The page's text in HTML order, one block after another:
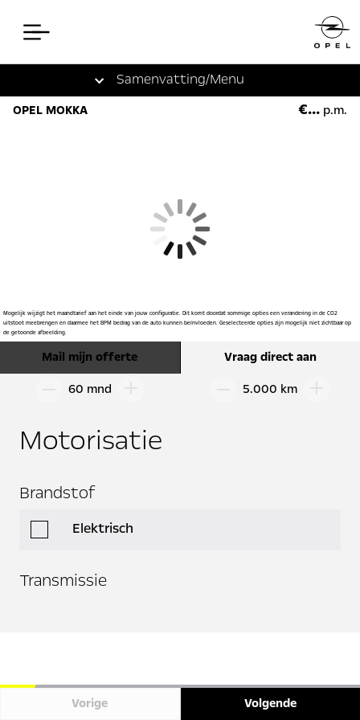
OPEL MOKKA €... p.m.
Mogelijk wijzigt het maandtarief aan het einde van jouw configuratie. Dit komt doordat sommige opties een verandering in de CO2
uitstoot meebrengen en daarmee het BPM bedrag van de auto kunnen beïnvloeden. Geselecteerde opties zijn mogelijk niet zichtbaar op
de getoonde afbeelding.
Motorisatie
Brandstof
Elektrisch
Transmissie
60 mnd 5.000 km
Vorige Volgende
Samenvatting/Menu
Mail mijn offerte Vraag direct aan